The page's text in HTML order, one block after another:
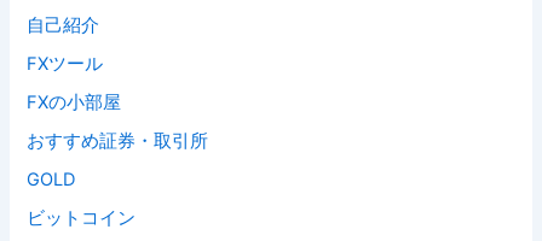
自己紹介
FXツール
FXの小部屋
おすすめ証券・取引所
GOLD
ビットコイン